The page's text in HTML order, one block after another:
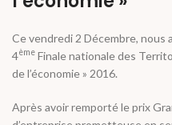
Ce vendredi 2 Décembre, nous
4ème Finale nationale des
de l’économie » 2016.
Après avoir remporté le prix